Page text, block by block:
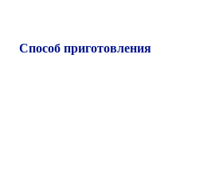
Способ приготовления